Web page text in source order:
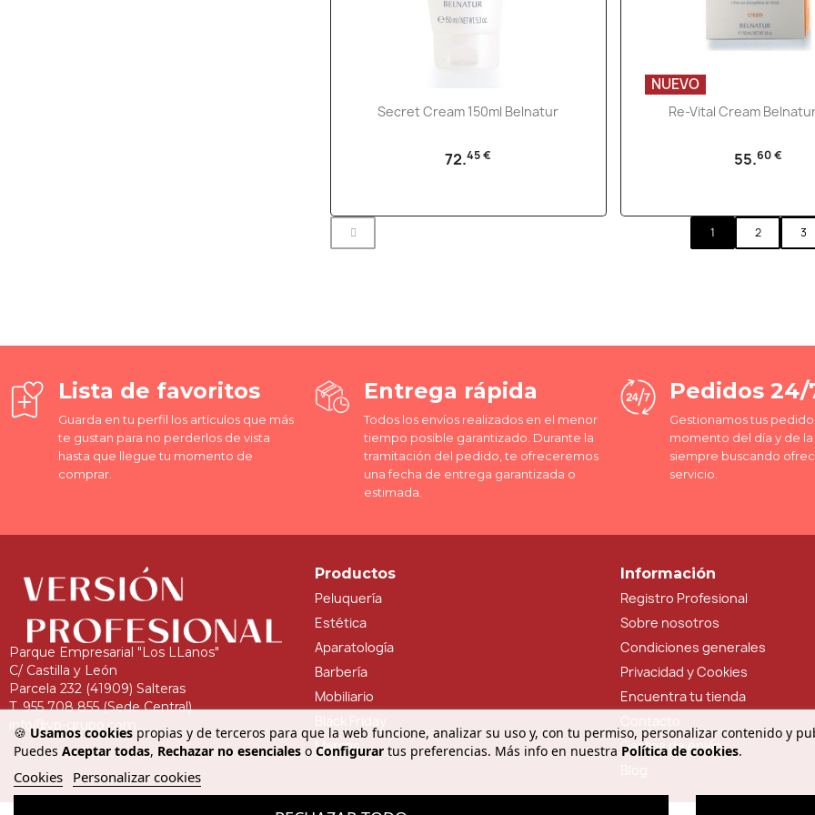
Vista rápida
Secret Cream 150ml Belnatur
72.45 €
Vista rápida
Re-Vital Cream
55.60 €
NUEVO
1 2 3
🍪 Usamos cookies propias y de terceros para que la web funcione, analizar su uso y, con tu permiso, personalizar contenido y
Puedes Aceptar todas, Rechazar no esenciales o Configurar tus preferencias. Más info en nuestra Política de cookies.
Cookies Personalizar cookies
Lista de favoritos
Guarda en tu perfil los artículos que más
te gustan para no perderlos de vista
hasta que llegue tu momento de
comprar.
Entrega rápida
Todos los envíos realizados en el menor
tiempo posible garantizado. Durante la
tramitación del pedido, te ofreceremos
una fecha de entrega garantizada o
estimada.
Pedidos 24/
Gestionamos tus
momento del día y de la
siempre buscando
servicio.
Parque Empresarial "Los LLanos"
C/ Castilla y León
Parcela 232 (41909) Salteras
T. 955 708 855 (Sede Central)
info@vp-grupo.com
Productos
Peluquería
Estética
Aparatología
Barbería
Mobiliario
Marcas
Información
Registro Profesional
Sobre nosotros
Condiciones generales
Privacidad y Cookies
Encuentra tu tienda
Gastos de envío